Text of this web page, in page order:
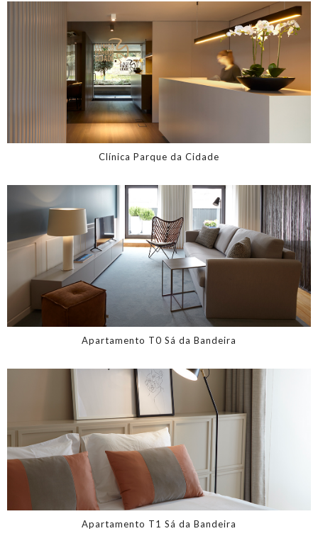
Clínica Parque da Cidade
Apartamento T0 Sá da Bandeira
Apartamento T1 Sá da Bandeira